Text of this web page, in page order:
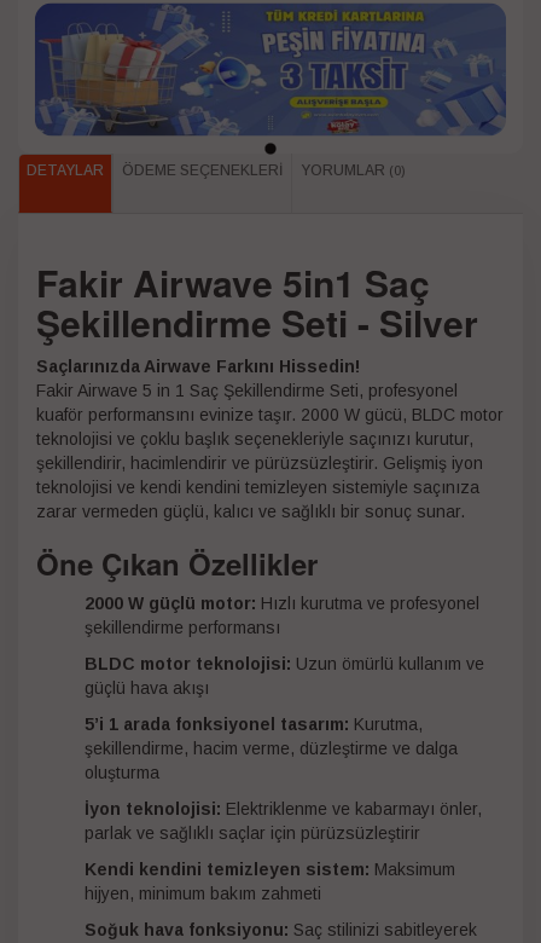
DETAYLAR ÖDEME SEÇENEKLERI YORUMLAR (0)
Fakir Airwave 5in1 Saç
Şekillendirme Seti - Silver
Saçlarınızda Airwave Farkını Hissedin!
Fakir Airwave 5 in 1 Saç Şekillendirme Seti, profesyonel
kuaför performansını evinize taşır. 2000 W gücü, BLDC motor
teknolojisi ve çoklu başlık seçenekleriyle saçınızı kurutur,
şekillendirir, hacimlendirir ve pürüzsüzleştirir. Gelişmiş iyon
teknolojisi ve kendi kendini temizleyen sistemiyle saçınıza
zarar vermeden güçlü, kalıcı ve sağlıklı bir sonuç sunar.
Öne Çıkan Özellikler
2000 W güçlü motor: Hızlı kurutma ve profesyonel
şekillendirme performansı
BLDC motor teknolojisi: Uzun ömürlü kullanım ve
güçlü hava akışı
5’i 1 arada fonksiyonel tasarım: Kurutma,
şekillendirme, hacim verme, düzleştirme ve dalga
oluşturma
İyon teknolojisi: Elektriklenme ve kabarmayı önler,
parlak ve sağlıklı saçlar için pürüzsüzleştirir
Kendi kendini temizleyen sistem: Maksimum
hijyen, minimum bakım zahmeti
Soğuk hava fonksiyonu: Saç stilinizi sabitleyerek